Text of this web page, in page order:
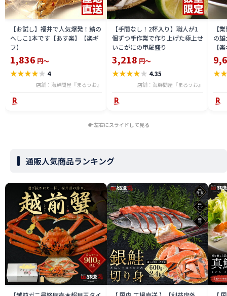
【お試し】福井で人気爆発！鯖の
へしこ1本です【あす楽】【楽ギ
フ】
1,836 円～
★★★★★ 4
店舗：海鮮問屋『まるうお』
【手間なし！2杯入り】職人が1
個ずつ手作業で作り上げた極上せ
いこがにの甲羅盛り
3,218 円～
★★★★★ 4.35
店舗：海鮮問屋『まるうお』
【
の
【
★
左右にスライドして見る
通販人気商品ランキング